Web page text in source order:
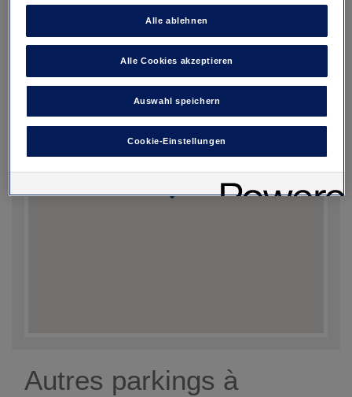
Autres parkings à
Alle ablehnen
Alle Cookies akzeptieren
Auswahl speichern
Cookie-Einstellungen